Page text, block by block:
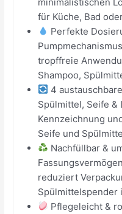
für Küche, Bad
Perfekte
tropffreie
Shampoo,
4
Spülmittel, Seife &
Kennzeichnung
Seife und
Nachfüllbar &
reduziert
Spülmittelspender
Pflegeleicht &